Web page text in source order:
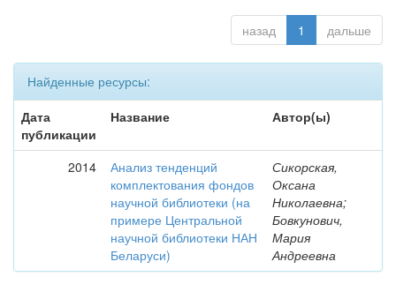
назад 1 дальше
Найденные ресурсы:
Дата
публикации
Название Автор(ы)
2014
Анализ тенденций
комплектования фондов
научной библиотеки (на
примере Центральной
научной библиотеки НАН
Беларуси)
Сикорская,
Оксана
Николаевна;
Бовкунович,
Мария
Андреевна